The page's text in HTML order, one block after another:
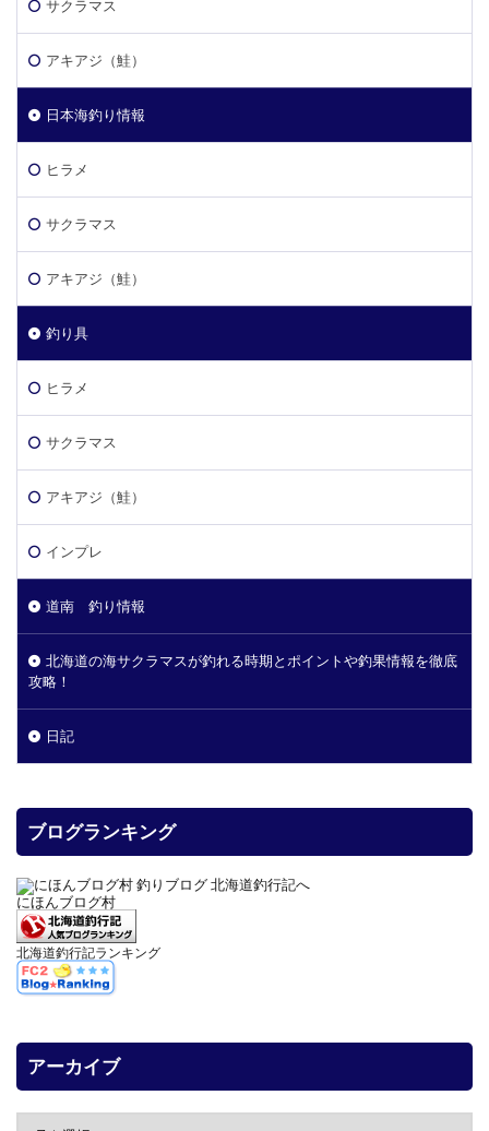
サクラマス
アキアジ（鮭）
日本海釣り情報
ヒラメ
サクラマス
アキアジ（鮭）
釣り具
ヒラメ
サクラマス
アキアジ（鮭）
インプレ
道南 釣り情報
北海道の海サクラマスが釣れる時期とポイントや釣果情報を徹底
攻略！
日記
ブログランキング
にほんブログ村
北海道釣行記ランキング
アーカイブ